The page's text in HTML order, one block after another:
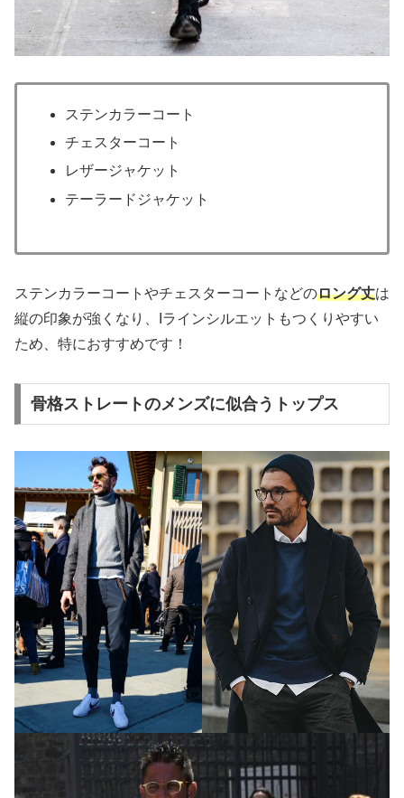
ステンカラーコート
チェスターコート
レザージャケット
テーラードジャケット
ステンカラーコートやチェスターコートなどのロング丈は
縦の印象が強くなり、Iラインシルエットもつくりやすい
ため、特におすすめです！
骨格ストレートのメンズに似合うトップス